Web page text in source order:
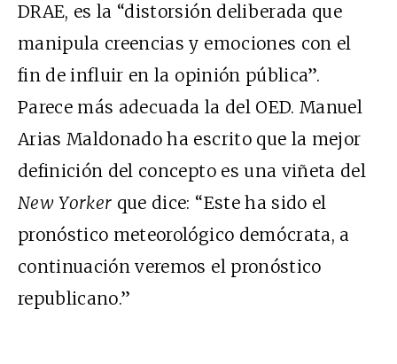
DRAE, es la “distorsión deliberada que
manipula creencias y emociones con el
fin de influir en la opinión pública”.
Parece más adecuada la del OED. Manuel
Arias Maldonado ha escrito que la mejor
definición del concepto es una viñeta del
New Yorker que dice: “Este ha sido el
pronóstico meteorológico demócrata, a
continuación veremos el pronóstico
republicano.”